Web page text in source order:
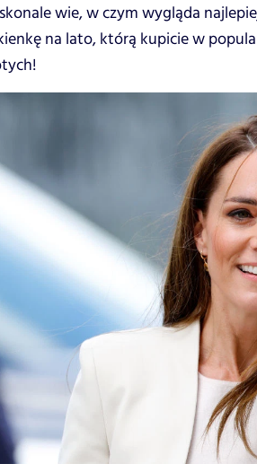
wie, w czym wygląda
na lato, którą kupicie w